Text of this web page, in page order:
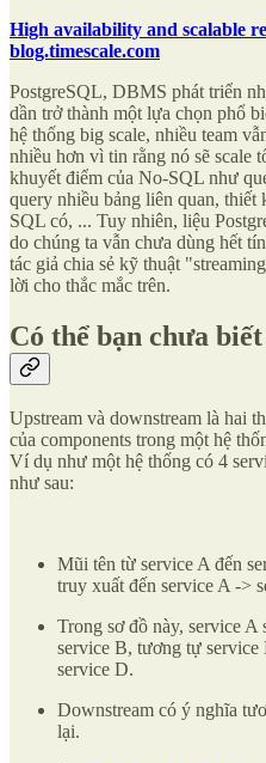
High availability and scalable
blog.timescale.com
PostgreSQL, DBMS phát triển
dần trở thành một lựa chọn phổ
hệ thống big scale, nhiều team
nhiều hơn vì tin rằng nó sẽ scale
khuyết điểm của No-SQL như
query nhiều bảng liên quan, thiết
SQL có, ... Tuy nhiên, liệu
do chúng ta vẫn chưa dùng hết
tác giả chia sẻ kỹ thuật
lời cho thắc mắc trên.
Có thể bạn chưa biết
Upstream và downstream là hai
của components trong một hệ
Ví dụ như một hệ thống có 4
như sau:
Mũi tên từ service A đến
truy xuất đến service A ->
Trong sơ đồ này, service A
service B, tương tự service
service D.
Downstream có ý nghĩa
lại.